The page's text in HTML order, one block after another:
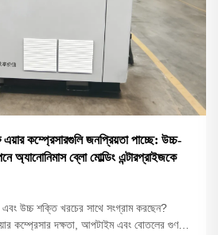
কম্প্রেসারগুলি জনপ্রিয়তা পাচ্ছে: উচ্চ-
অ্যানোনিমাস ব্লো মোল্ডিং এন্টারপ্রাইজকে
এবং উচ্চ শক্তি খরচের সাথে সংগ্রাম করছেন?
কম্প্রেসার দক্ষতা, আপটাইম এবং বোতলের গুণমান